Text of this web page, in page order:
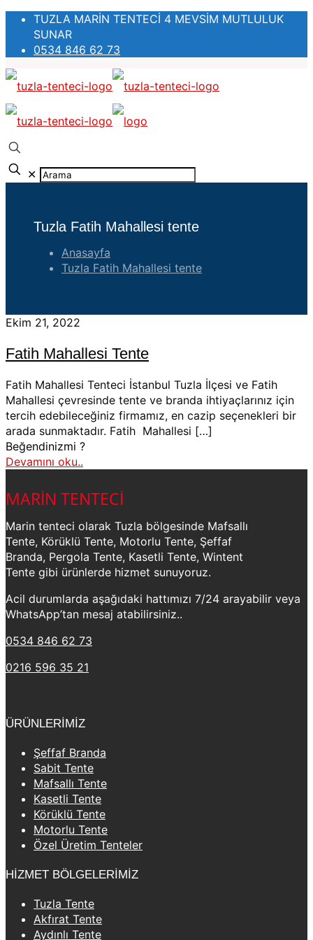
TUZLA MARİN TENTECİ 4 MEVSİM MUTLULUK
SUNAR
0534 846 62 73
✕
Tuzla Fatih Mahallesi tente
Anasayfa
Tuzla Fatih Mahallesi tente
Ekim 21, 2022
Fatih Mahallesi Tente
Fatih Mahallesi Tenteci İstanbul Tuzla İlçesi ve Fatih
Mahallesi çevresinde tente ve branda ihtiyaçlarınız için
tercih edebileceğiniz firmamız, en cazip seçenekleri bir
arada sunmaktadır. Fatih Mahallesi […]
Beğendinizmi ?
Devamını oku..
MARİN TENTECİ
Marin tenteci olarak Tuzla bölgesinde Mafsallı
Tente, Körüklü Tente, Motorlu Tente, Şeffaf
Branda, Pergola Tente, Kasetli Tente, Wintent
Tente gibi ürünlerde hizmet sunuyoruz.
Acil durumlarda aşağıdaki hattımızı 7/24 arayabilir veya
WhatsApp’tan mesaj atabilirsiniz..
0534 846 62 73
0216 596 35 21
ÜRÜNLERİMİZ
Şeffaf Branda
Sabit Tente
Mafsallı Tente
Kasetli Tente
Körüklü Tente
Motorlu Tente
Özel Üretim Tenteler
HİZMET BÖLGELERİMİZ
Tuzla Tente
Akfırat Tente
Aydınlı Tente